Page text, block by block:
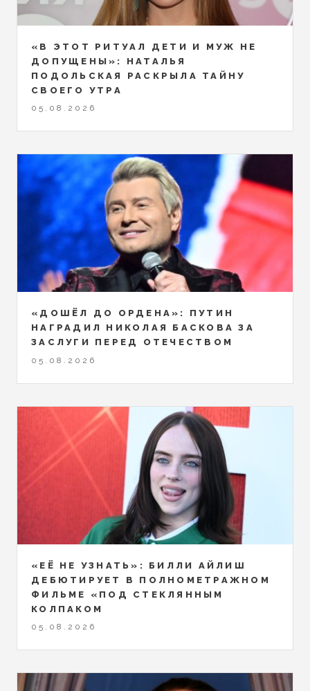
«В ЭТОТ РИТУАЛ ДЕТИ И МУЖ НЕ
ДОПУЩЕНЫ»: НАТАЛЬЯ
ПОДОЛЬСКАЯ РАСКРЫЛА ТАЙНУ
СВОЕГО УТРА
05.08.2026
«ДОШЁЛ ДО ОРДЕНА»: ПУТИН
НАГРАДИЛ НИКОЛАЯ БАСКОВА ЗА
ЗАСЛУГИ ПЕРЕД ОТЕЧЕСТВОМ
05.08.2026
«ЕЁ НЕ УЗНАТЬ»: БИЛЛИ АЙЛИШ
ДЕБЮТИРУЕТ В ПОЛНОМЕТРАЖНОМ
ФИЛЬМЕ «ПОД СТЕКЛЯННЫМ
КОЛПАКОМ
05.08.2026